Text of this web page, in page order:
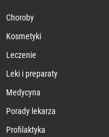
Choroby
Kosmetyki
Leczenie
Leki i preparaty
Medycyna
Porady lekarza
Profilaktyka